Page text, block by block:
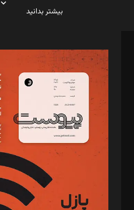
بیشتر بدانید
مدیر مسئول: محمدباقر اثنی‌عشری
سردبیر: مهرک محمودی
دبیر تحریریه: میثم قاسمی
د‌بیر ناداستان: سمانه سمیع
د‌بیر خدمت و تجارت: ابوالفضل رجبی
د‌بیر حقوق فناوری: حسام‌الدین
د‌بیر پیوست جهان: مینا پاکدل
د‌بیر تحریریه آنلاین: بابک نقاش
تحریریه‌: مجتبی محمود‌ی، آرش
مصطفی مسجدی آرانی، ابوالفضل